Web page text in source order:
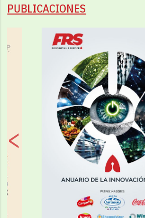
PUBLICACIONES